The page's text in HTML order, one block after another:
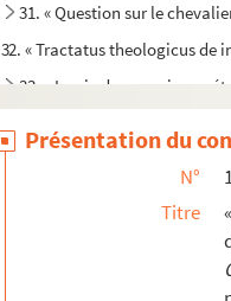
31. « Question sur le
32. « Tractatus theologicus de
33. « La vie des premiers
37. « Tractatus primus in tres
Présentation du
N°
Titre